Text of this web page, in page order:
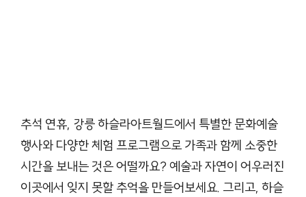
추석 연휴, 강릉 하슬라아트월드에서 특별한 문화예술
행사와 다양한 체험 프로그램으로 가족과 함께 소중한
시간을 보내는 것은 어떨까요? 예술과 자연이 어우러진
이곳에서 잊지 못할 추억을 만들어보세요. 그리고, 하슬